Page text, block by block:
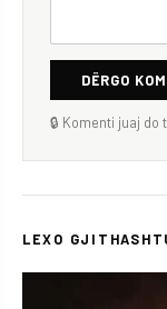
DËRGO
🔒 Komenti juaj
LEXO